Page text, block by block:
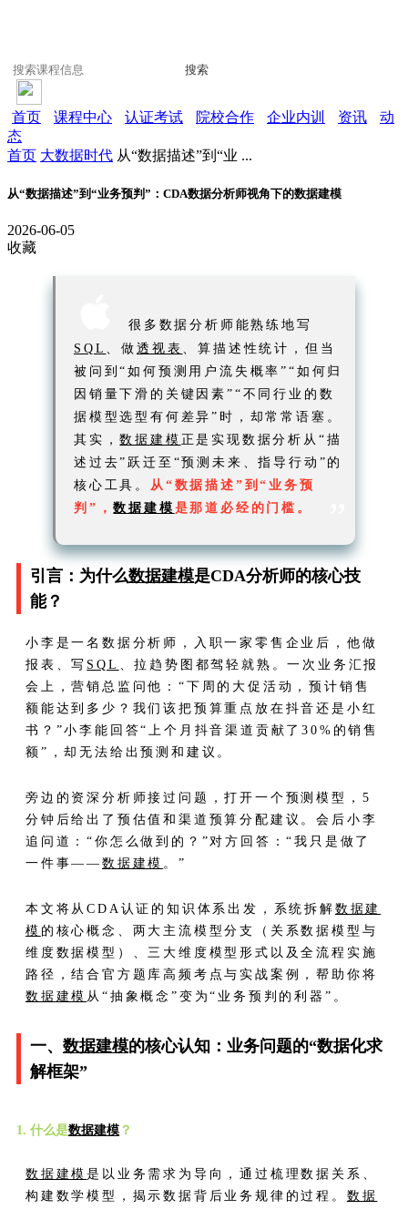
搜索
首页 课程中心 认证考试 院校合作 企业内训 资讯
动
态
首页 大数据时代 从“数据描述”到“业 ...
从“数据描述”到“业务预判”：CDA数据分析师视角下的数据建模
2026-06-05
收藏
很多数据分析师能熟练地写
SQL 、做透视表 、算描述性统计，但当
被问到“如何预测用户流失概率”“如何归
因销量下滑的关键因素”“不同行业的数
据模型选型有何差异”时，却常常语塞。
其实，数据建模 正是实现数据分析从“描
述过去”跃迁至“预测未来、指导行动”的
核心工具。 从“数据描述”到“业务预
判”，数据建模 是那道必经的门槛。
引言：为什么数据建模是CDA分析师的核心技
能？
小李是一名数据分析师，入职一家零售企业后，他做
报表、写 SQL 、拉趋势图都驾轻就熟。一次业务汇报
会上，营销总监问他：“下周的大促活动，预计销售
额能达到多少？我们该把预算重点放在抖音还是小红
书？”小李能回答“上个月抖音渠道贡献了30%的销售
额”，却无法给出预测和建议。
旁边的资深分析师接过问题，打开一个预测模型，5
分钟后给出了预估值和渠道预算分配建议。会后小李
追问道：“你怎么做到的？”对方回答：“我只是做了
一件事—— 数据建模 。”
本文将从CDA认证的知识体系出发，系统拆解 数据建
模 的核心概念、两大主流模型分支（关系数据模型与
维度数据模型）、三大维度模型形式以及全流程实施
路径，结合官方题库高频考点与实战案例，帮助你将
数据建模 从“抽象概念”变为“业务预判的利器”。
一、 数据建模的核心认知：业务问题的“数据化求
解框架”
1. 什么是数据建模 ？
数据建模是以业务需求为导向，通过梳理数据关系、
构建数学模型，揭示数据背后业务规律的过程。 数据